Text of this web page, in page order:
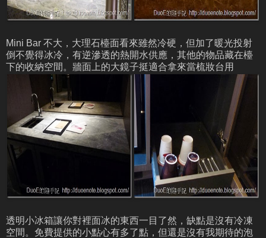
Mini Bar 不大，大理石檯面看來雖然冷硬，但加了暖光投射
倒不覺得冰冷，有逆滲透的熱開水供應，其他的物品藏在檯
下的收納空間。牆面上的大鏡子挺適合拿來當梳妝台用
透明小冰箱讓你對裡面冰的東西一目了然，缺點是沒有冷凍
空間。免費提供的小點心有多了點，但還是沒有我期待的泡